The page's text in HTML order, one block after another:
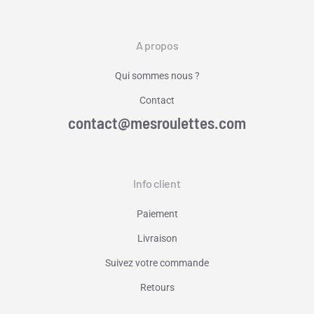
A propos
Qui sommes nous ?
Contact
contact@mesroulettes.com
Info client
Paiement
Livraison
Suivez votre commande
Retours